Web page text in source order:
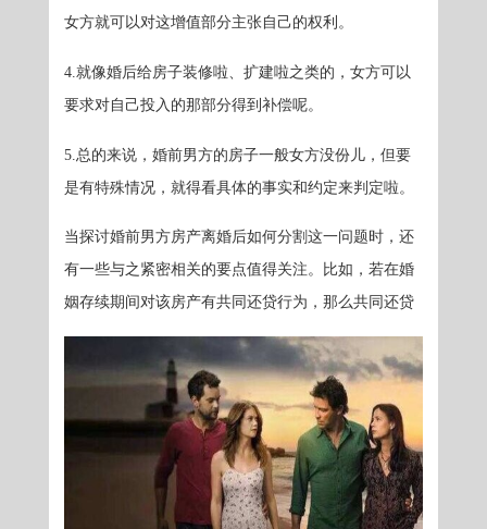
女方就可以对这增值部分主张自己的权利。
4.就像婚后给房子装修啦、扩建啦之类的，女方可以
要求对自己投入的那部分得到补偿呢。
5.总的来说，婚前男方的房子一般女方没份儿，但要
是有特殊情况，就得看具体的事实和约定来判定啦。
当探讨婚前男方房产离婚后如何分割这一问题时，还
有一些与之紧密相关的要点值得关注。比如，若在婚
姻存续期间对该房产有共同还贷行为，那么共同还贷